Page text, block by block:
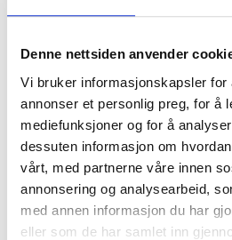
Denne nettsiden anvender
Vi bruker informasjonskapsler for
annonser et personlig preg, for å
mediefunksjoner og for å
dessuten informasjon om
vårt, med partnerne våre innen
annonsering og analysearbeid,
med annen informasjon du har
eller som de har samlet inn
§ Å kunne ta kontakt for å tilby
Formålet med
innhentes
Dersom du har gitt oss ditt
av nyhetsbrev o.l., vil din
aktivt ber oss om å slette dine